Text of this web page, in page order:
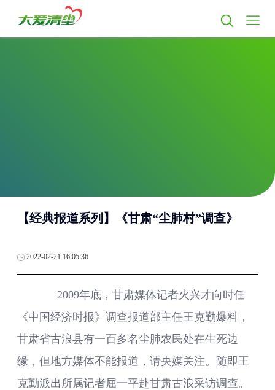
【经典报道系列】《甘肃“尘肺村”调查》
2022-02-21 16:05:36
2009年底，甘肃媒体记者火兴才向时任
《中国经济时报》调查报道部主任王克勤爆料，
甘肃省古浪县有一百多名尘肺农民处在生死边
缘，但地方媒体不能报道，请央媒关注。随即王
克勤派出所属记者屈一平赴甘肃古浪采访调查。